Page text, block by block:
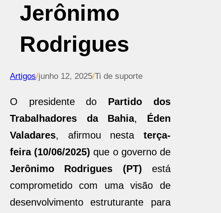
Jerônimo
Rodrigues
Artigos/junho 12, 2025/Ti de suporte
O presidente do Partido dos
Trabalhadores da Bahia, Éden
Valadares, afirmou nesta terça-
feira (10/06/2025) que o governo de
Jerônimo Rodrigues (PT) está
comprometido com uma visão de
desenvolvimento estruturante para